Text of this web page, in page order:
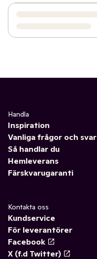
Handla
Inspiration
Vanliga frågor och svar
Så handlar du
Hemleverans
Färskvarugaranti
Kontakta oss
Kundservice
För leverantörer
Facebook
X (f.d Twitter)